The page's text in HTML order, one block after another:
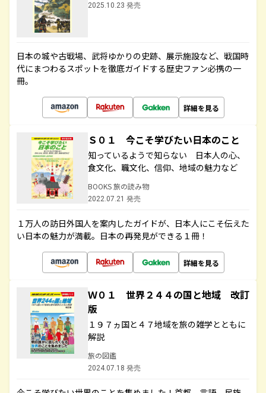
2025.10.23 発売
日本の城や古戦場、武将ゆかりの史跡、展示施設など、戦国時
代にまつわるスポットを徹底ガイドする歴史ファン必携の一
冊。
詳細を見る
Ｓ０１ 今こそ学びたい日本のこと
知っているようで知らない 日本人の心、
食文化、職文化、信仰、地域の魅力など
BOOKS 旅の読み物
2022.07.21 発売
１万人の訪日外国人を案内したガイドが、日本人にこそ伝えた
い日本の魅力が満載。日本の再発見ができる１冊！
詳細を見る
Ｗ０１ 世界２４４の国と地域 改訂
版
１９７ヵ国と４７地域を旅の雑学とともに
解説
旅の図鑑
2024.07.18 発売